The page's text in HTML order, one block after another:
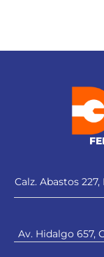
Calz. Abastos
Av. Hidalgo 657,